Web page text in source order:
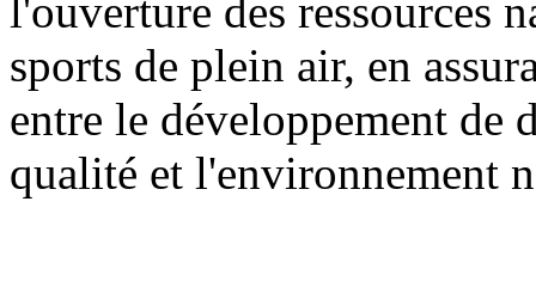
l'ouverture des ressources
sports de plein air, en
entre le développement de
qualité et l'environnement